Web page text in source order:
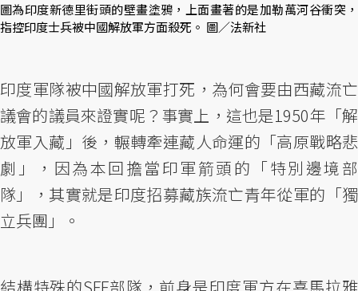
圖為印度新德里街頭的壁畫塗鴉，上面畫著的是加勒萬河谷衝突，
指控印度士兵被中國解放軍方面殺死。 圖／法新社
印度軍隊被中國解放軍打死，為何會要由西藏流亡
議會的議員來證實呢？事實上，這也是1950年「解
放軍入藏」後，輾轉牽連藏人命運的「高原戰略悲
劇」，因為本回擔當印軍箭頭的「特別邊境部
隊」，其實就是印度招募藏族流亡青年從軍的「獨
立兵團」。